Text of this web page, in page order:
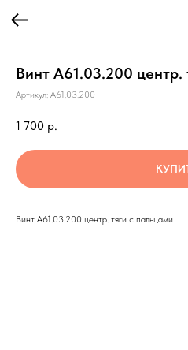
Винт А61.03.200 центр.
Артикул: А61.03.200
1 700 р.
Винт А61.03.200 центр. тяги с пальцами